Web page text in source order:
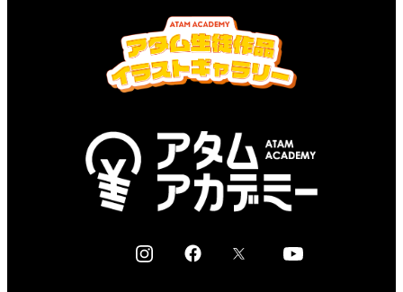
I
F
X
Y